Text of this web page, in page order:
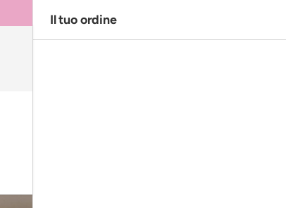
Il tuo ordine